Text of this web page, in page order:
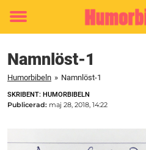
Toggle
Namnlöst-1
Humorbibeln » Namnlöst-1
SKRIBENT: HUMORBIBELN
Publicerad: maj 28, 2018, 14:22